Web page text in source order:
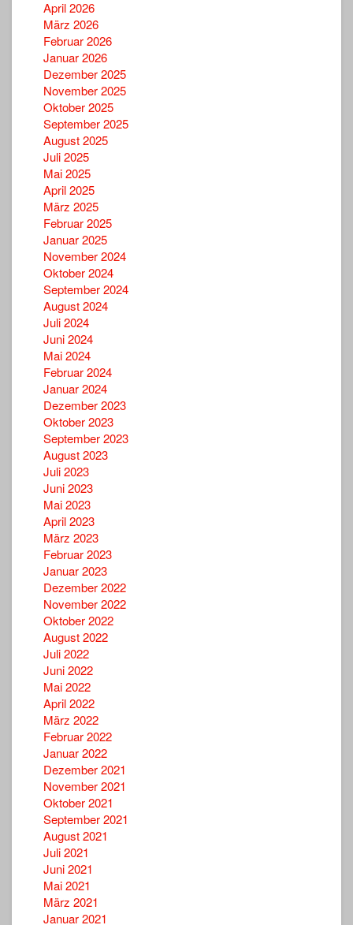
April 2026
März 2026
Februar 2026
Januar 2026
Dezember 2025
November 2025
Oktober 2025
September 2025
August 2025
Juli 2025
Mai 2025
April 2025
März 2025
Februar 2025
Januar 2025
November 2024
Oktober 2024
September 2024
August 2024
Juli 2024
Juni 2024
Mai 2024
Februar 2024
Januar 2024
Dezember 2023
Oktober 2023
September 2023
August 2023
Juli 2023
Juni 2023
Mai 2023
April 2023
März 2023
Februar 2023
Januar 2023
Dezember 2022
November 2022
Oktober 2022
August 2022
Juli 2022
Juni 2022
Mai 2022
April 2022
März 2022
Februar 2022
Januar 2022
Dezember 2021
November 2021
Oktober 2021
September 2021
August 2021
Juli 2021
Juni 2021
Mai 2021
März 2021
Januar 2021